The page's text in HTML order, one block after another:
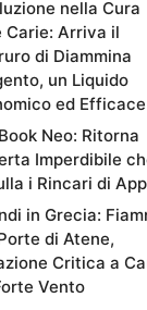
nella Cura
Carie: Arriva il
di Diammina
un Liquido
ed Efficace
Neo: Ritorna
Imperdibile
i Rincari di
in Grecia:
di Atene,
Critica a
Vento